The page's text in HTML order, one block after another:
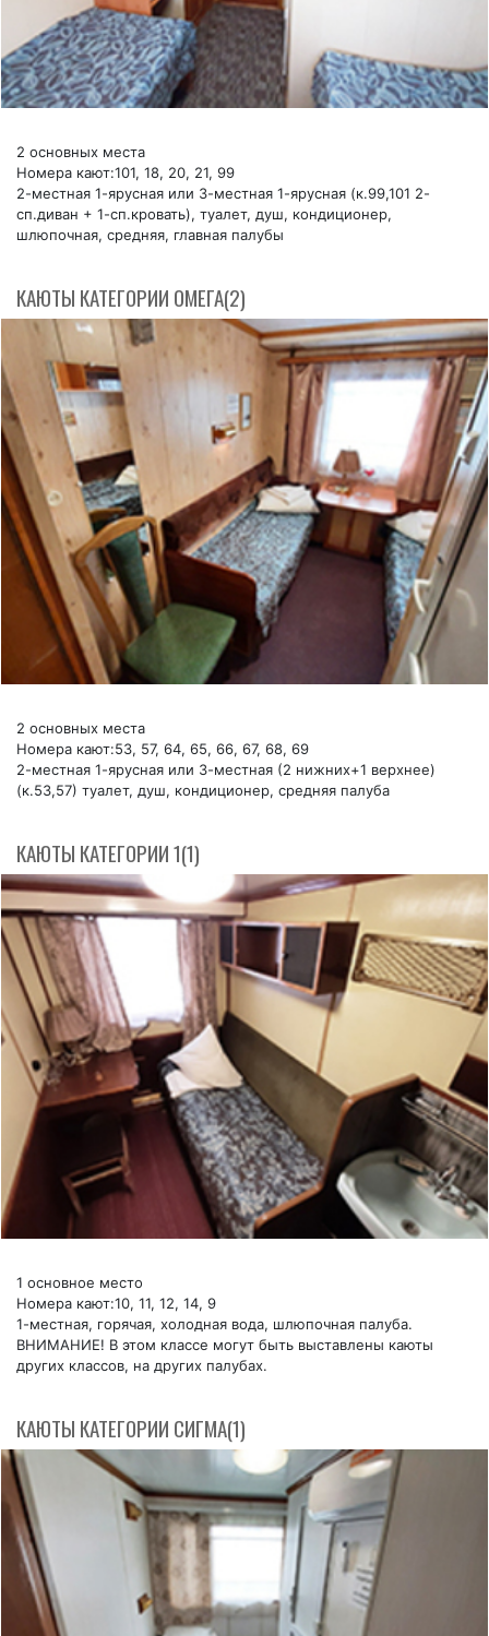
2 основных места
Номера кают:101, 18, 20, 21, 99
2-местная 1-ярусная или 3-местная 1-ярусная (к.99,101 2-
сп.диван + 1-сп.кровать), туалет, душ, кондиционер,
шлюпочная, средняя, главная палубы
КАЮТЫ КАТЕГОРИИ ОМЕГА(2)
2 основных места
Номера кают:53, 57, 64, 65, 66, 67, 68, 69
2-местная 1-ярусная или 3-местная (2 нижних+1 верхнее)
(к.53,57) туалет, душ, кондиционер, средняя палуба
КАЮТЫ КАТЕГОРИИ 1(1)
1 основное место
Номера кают:10, 11, 12, 14, 9
1-местная, горячая, холодная вода, шлюпочная палуба.
ВНИМАНИЕ! В этом классе могут быть выставлены каюты
других классов, на других палубах.
КАЮТЫ КАТЕГОРИИ СИГМA(1)